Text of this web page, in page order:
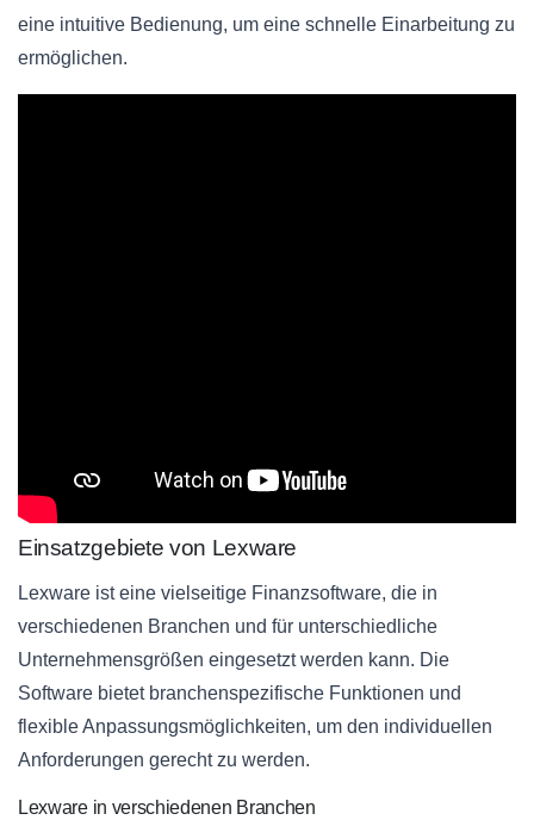
eine intuitive Bedienung, um eine schnelle Einarbeitung zu
ermöglichen.
Einsatzgebiete von Lexware
Lexware ist eine vielseitige Finanzsoftware, die in
verschiedenen Branchen und für unterschiedliche
Unternehmensgrößen eingesetzt werden kann. Die
Software bietet branchenspezifische Funktionen und
flexible Anpassungsmöglichkeiten, um den individuellen
Anforderungen gerecht zu werden.
Lexware in verschiedenen Branchen